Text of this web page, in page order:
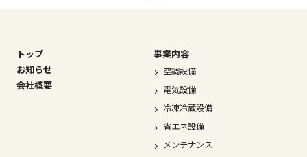
トップ
お知らせ
会社概要
事業内容
空調設備
電気設備
冷凍冷蔵設備
省エネ設備
メンテナンス